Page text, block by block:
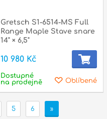
Gretsch S1-6514-MS Full
Range Maple Stave snare
14" × 6,5"
10 980 Kč
Oblíbené
Dostupné
na prodejně
5 6 »